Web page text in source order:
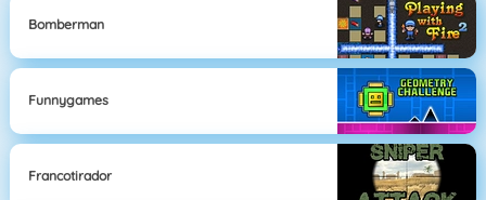
Bomberman
Funnygames
Francotirador